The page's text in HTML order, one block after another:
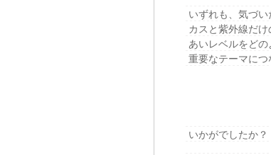
いずれも、気づい
カスと紫外線だ
あいレベルをど
重要なテーマにつ
いかがでしたか？